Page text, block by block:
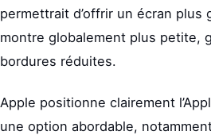
permettrait d’offrir un écran plus
montre globalement plus petite,
bordures réduites.
Apple positionne clairement
une option abordable,